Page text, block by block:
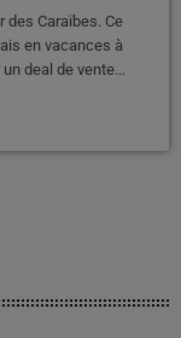
des Caraïbes. Ce
en vacances à
deal de vente
C’était